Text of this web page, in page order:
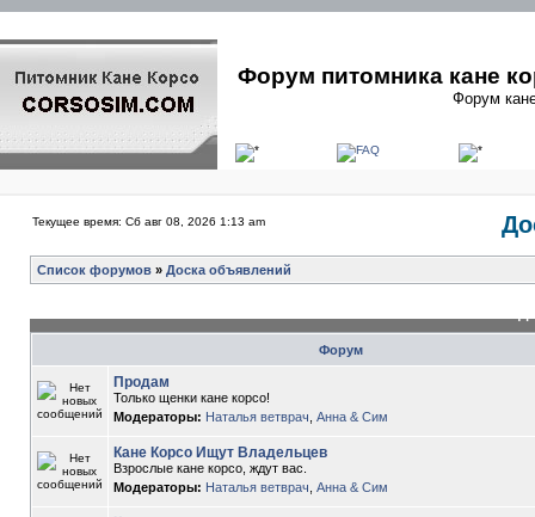
Форум питомника кане
Форум
Текущее время: Сб авг 08, 2026 1:13 am
Список форумов » Доска объявлений
Форум
Продам
Только щенки кане корсо!
Модераторы: Наталья ветврач Анна & Сим
Кане Корсо Ищут Владельцев
Взрослые кане корсо, ждут вас.
Модераторы: Наталья ветврач Анна & Сим